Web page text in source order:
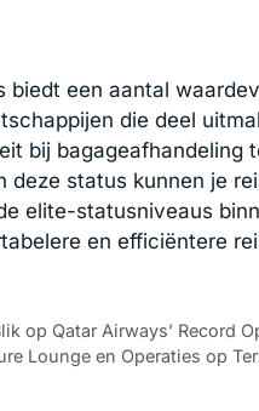
biedt een aantal
die deel
bij bagageafhandeling
deze status kunnen je
elite-statusniveaus
en efficiëntere
op Qatar Airways’ Record
Lounge en Operaties op